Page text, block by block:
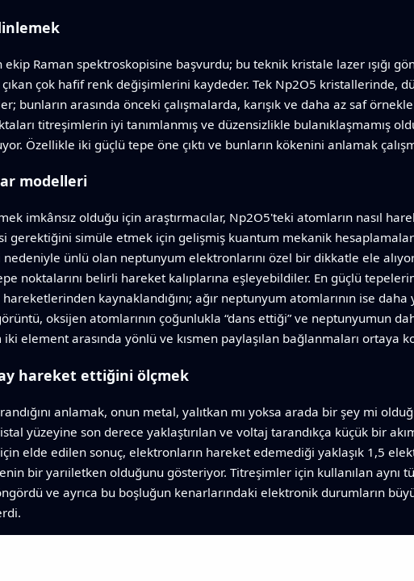
Raman spektroskopisine başvurdu; bu teknik kristale lazer ışığı
çıkan çok hafif renk değişimlerini kaydeder. Tek Np2O5 kristallerinde,
bunların arasında önceki çalışmalarda, karışık ve daha az saf
titreşimlerin iyi tanımlanmış ve düzensizlikle bulanıklaşmamış
Özellikle iki güçlü tepe öne çıktı ve bunların kökenini anlamak
modelleri
imkânsız olduğu için araştırmacılar, Np2O5'teki atomların nasıl
gerektiğini simüle etmek için gelişmiş kuantum mekanik
ünlü olan neptunyum elektronlarını özel bir dikkatle ele
noktalarını belirli hareket kalıplarına eşleyebildiler. En güçlü
kaynaklandığını; ağır neptunyum atomlarının ise
oksijen atomlarının çoğunlukla “dans ettiği” ve neptunyumun
element arasında yönlü ve kısmen paylaşılan bağlanmaları ortaya
hareket ettiğini ölçmek
anlamak, onun metal, yalıtkan mı yoksa arada bir şey mi
yüzeyine son derece yaklaştırılan ve voltaj tarandıkça küçük bir
elde edilen sonuç, elektronların hareket edemediği yaklaşık 1,5
bir yarıiletken olduğunu gösteriyor. Titreşimler için kullanılan aynı
ve ayrıca bu boşluğun kenarlarındaki elektronik durumların